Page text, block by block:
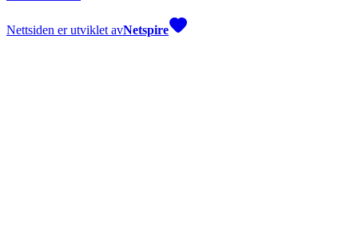
Nettsiden er utviklet avNetspire